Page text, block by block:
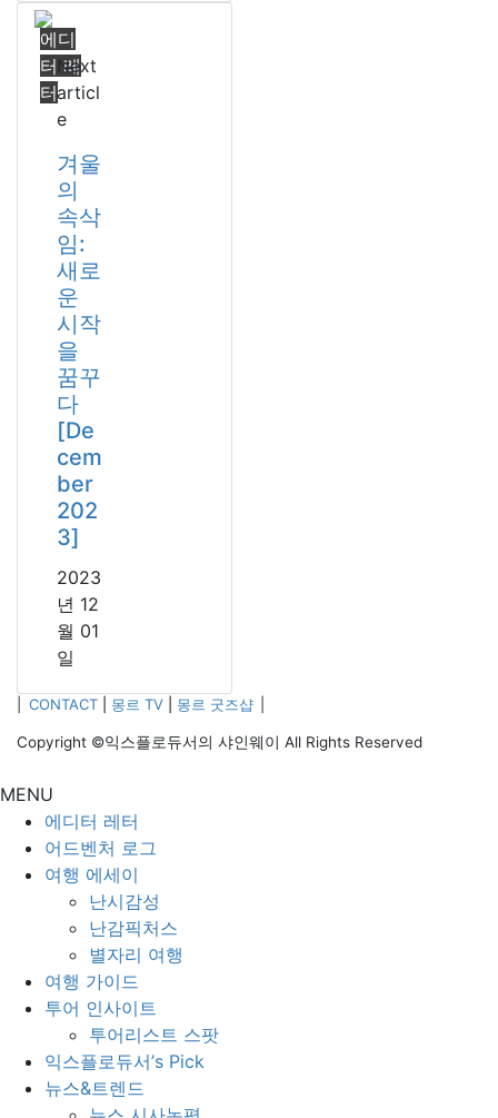
에디
터 레
터
Next
articl
e
겨울
의
속삭
임:
새로
운
시작
을
꿈꾸
다
[De
cem
ber
202
3]
2023
년 12
월 01
일
CONTACT| 몽르 TV| 몽르 굿즈샵
Copyright ©익스플로듀서의 샤인웨이 All Rights Reserved
MENU
에디터 레터
어드벤처 로그
여행 에세이
난시감성
난감픽처스
별자리 여행
여행 가이드
투어 인사이트
투어리스트 스팟
익스플로듀서’s Pick
뉴스&트렌드